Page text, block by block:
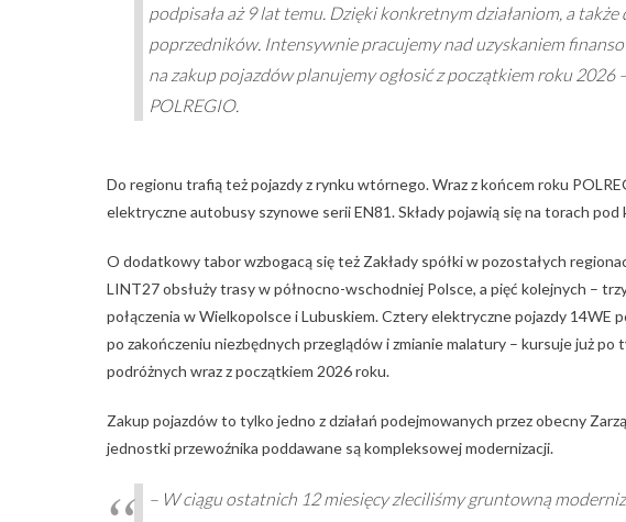
podpisała aż 9 lat temu. Dzięki konkretnym działaniom, a
poprzedników. Intensywnie pracujemy nad uzyskaniem
na zakup pojazdów planujemy ogłosić z początkiem roku
POLREGIO.
Do regionu trafią też pojazdy z rynku wtórnego. Wraz z końcem roku
elektryczne autobusy szynowe serii EN81. Składy pojawią się na torach pod
O dodatkowy tabor wzbogacą się też Zakłady spółki w pozostałych
LINT27 obsłuży trasy w północno-wschodniej Polsce, a pięć kolejnych –
połączenia w Wielkopolsce i Lubuskiem. Cztery elektryczne pojazdy 14WE
po zakończeniu niezbędnych przeglądów i zmianie malatury – kursuje już po
podróżnych wraz z początkiem 2026 roku.
Zakup pojazdów to tylko jedno z działań podejmowanych przez obecny
jednostki przewoźnika poddawane są kompleksowej modernizacji.
– W ciągu ostatnich 12 miesięcy zleciliśmy gruntowną